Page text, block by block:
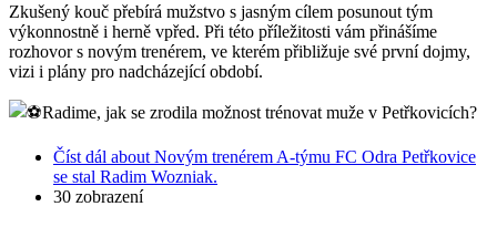
Zkušený kouč přebírá mužstvo s jasným cílem posunout tým
výkonnostně i herně vpřed. Při této příležitosti vám přinášíme
rozhovor s novým trenérem, ve kterém přibližuje své první dojmy,
vizi i plány pro nadcházející období.
Radime, jak se zrodila možnost trénovat muže v Petřkovicích?
Číst dál about Novým trenérem A-týmu FC Odra Petřkovice
se stal Radim Wozniak.
30 zobrazení